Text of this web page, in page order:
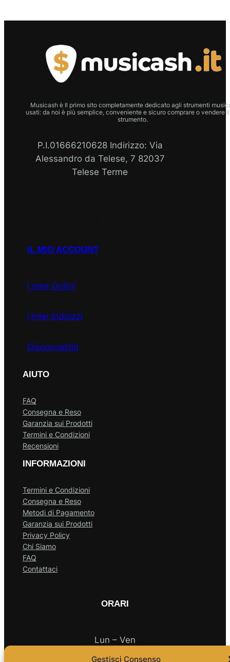
Gestisci Consenso
Musicash è Il primo sito completamente dedicato agli strumenti
usati: da noi è più semplice, conveniente e sicuro comprare o vendere
strumento.
P.I.01666210628 Indirizzo: Via
Alessandro da Telese, 7 82037
Telese Terme
IL MIO ACCOUNT
I miei Ordini
I miei Indirizzi
Disconnettiti
AIUTO
FAQ
Consegna e Reso
Garanzia sui Prodotti
Termini e Condizioni
Recensioni
INFORMAZIONI
Termini e Condizioni
Consegna e Reso
Metodi di Pagamento
Garanzia sui Prodotti
Privacy Policy
Chi Siamo
FAQ
Contattaci
ORARI
Lun – Ven